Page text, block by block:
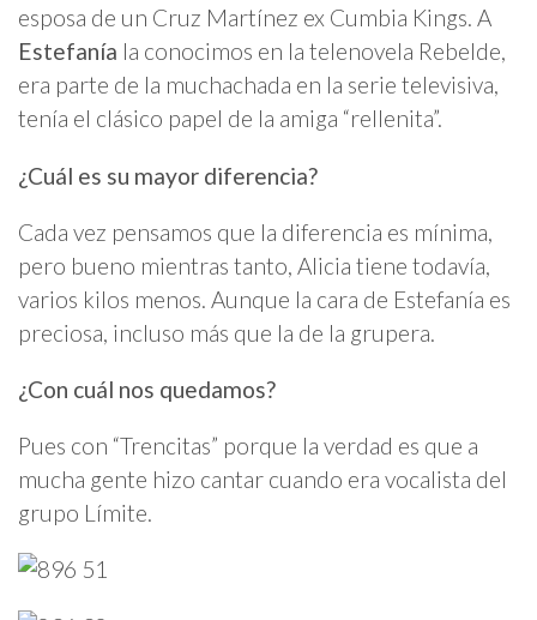
esposa de un Cruz Martínez ex Cumbia Kings. A
Estefanía la conocimos en la telenovela Rebelde,
era parte de la muchachada en la serie televisiva,
tenía el clásico papel de la amiga “rellenita”.
¿Cuál es su mayor diferencia?
Cada vez pensamos que la diferencia es mínima,
pero bueno mientras tanto, Alicia tiene todavía,
varios kilos menos. Aunque la cara de Estefanía es
preciosa, incluso más que la de la grupera.
¿Con cuál nos quedamos?
Pues con “Trencitas” porque la verdad es que a
mucha gente hizo cantar cuando era vocalista del
grupo Límite.